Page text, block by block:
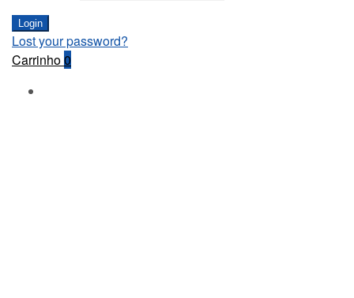
Login
Lost your password?
Carrinho0